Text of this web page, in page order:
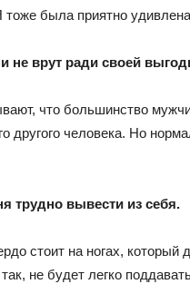
тоже была приятно
не врут ради своей
что большинство
другого человека. Но
трудно вывести из себя.
стоит на ногах,
не будет легко